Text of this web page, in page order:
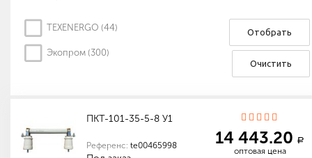
Отобрать
Очистить
TEXENERGO (44)
Экопром (300)
ПКТ-101-35-5-8 У1
Референс: te00465998 14 443.20 a
оптовая цена